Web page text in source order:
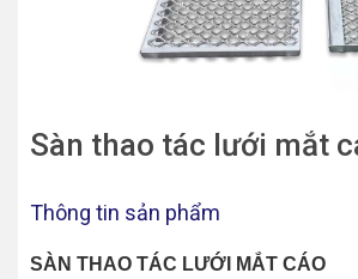
Sàn thao tác lưới mắt
Thông tin sản phẩm
SÀN THAO TÁC LƯỚI MẮT CÁO